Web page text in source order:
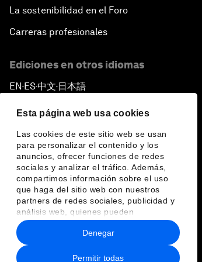
Esta página web usa cookies
Las cookies de este sitio web se usan
para personalizar el contenido y los
anuncios, ofrecer funciones de redes
sociales y analizar el tráfico. Además,
compartimos información sobre el uso
que haga del sitio web con nuestros
partners de redes sociales, publicidad y
análisis web, quienes pueden
combinarla con otra información que les
haya proporcionado o que hayan
recopilado a partir del uso que haya
hecho de sus servicios.
Permitir todas
Denegar
La sostenibilidad en el Foro
Carreras profesionales
Ediciones en otros idiomas
EN ▪ ES▪中文▪ 日本語